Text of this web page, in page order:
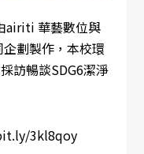
airiti 華藝數位與
劃製作，本校環
訪暢談SDG6潔淨
3kl8qoy